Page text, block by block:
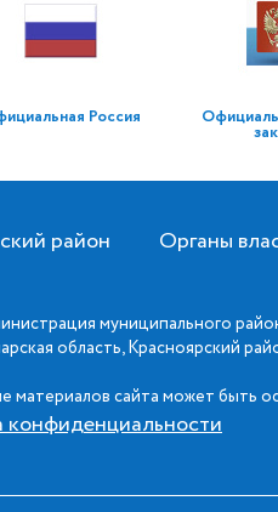
Россия
район Органы
муниципального
область, Красноярский
материалов сайта может быть